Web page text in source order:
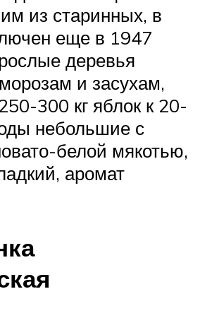
из старинных, в
еще в 1947
деревья
и засухам,
300 кг яблок к 20-
небольшие с
белой мякотью,
аромат